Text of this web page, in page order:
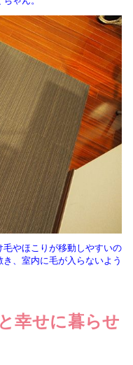
毛やほこりが移動しやすいの
、室内に毛が入らないよう
幸せに暮らせ